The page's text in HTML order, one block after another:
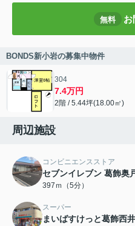
無料 お
BONDS新小岩の募集中物件
304
7.4万円
2階 / 5.44坪(18.00㎡)
周辺施設
コンビニエンスストア
セブンイレブン 葛飾奥
397ｍ（5分）
スーパー
まいばすけっと葛飾西